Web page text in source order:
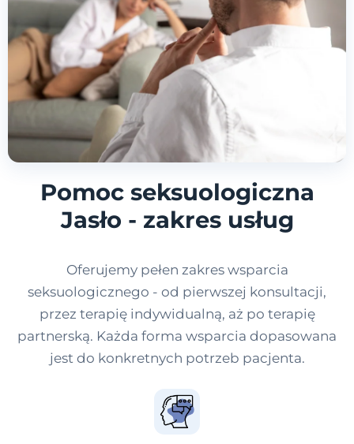
Pomoc seksuologiczna
Jasło - zakres usług
Oferujemy pełen zakres wsparcia
seksuologicznego - od pierwszej konsultacji,
przez terapię indywidualną, aż po terapię
partnerską. Każda forma wsparcia dopasowana
jest do konkretnych potrzeb pacjenta.